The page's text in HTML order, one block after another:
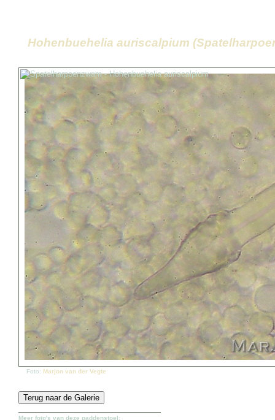
Hohenbuehelia auriscalpium
Foto: Marjon van der Vegte
Meer foto's van deze paddenstoel: